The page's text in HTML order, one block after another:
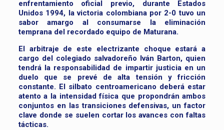
enfrentamiento oficial previo, durante Estados
Unidos 1994, la victoria colombiana por 2-0 tuvo un
sabor amargo al consumarse la eliminación
temprana del recordado equipo de Maturana.
El arbitraje de este electrizante choque estará a
cargo del colegiado salvadoreño Iván Barton, quien
tendrá la responsabilidad de impartir justicia en un
duelo que se prevé de alta tensión y fricción
constante. El silbato centroamericano deberá estar
atento a la intensidad física que propondrán ambos
conjuntos en las transiciones defensivas, un factor
clave donde se suelen cortar los avances con faltas
tácticas.